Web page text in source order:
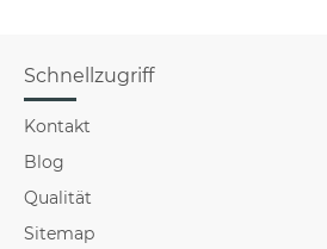
Schnellzugriff
Kontakt
Blog
Qualität
Sitemap